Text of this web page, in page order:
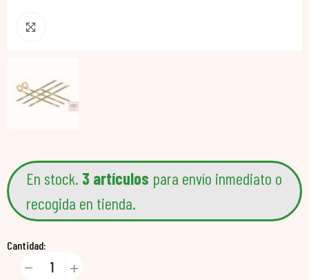
En stock. 3 artículos para envío inmediato o
recogida en tienda.
Cantidad: